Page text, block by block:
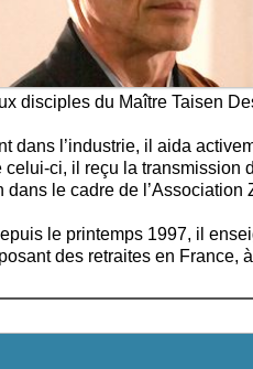
disciples du Maître Taisen
dans l’industrie, il aida
celui-ci, il reçu la transmission
le cadre de l’Association
le printemps 1997, il
des retraites en France,